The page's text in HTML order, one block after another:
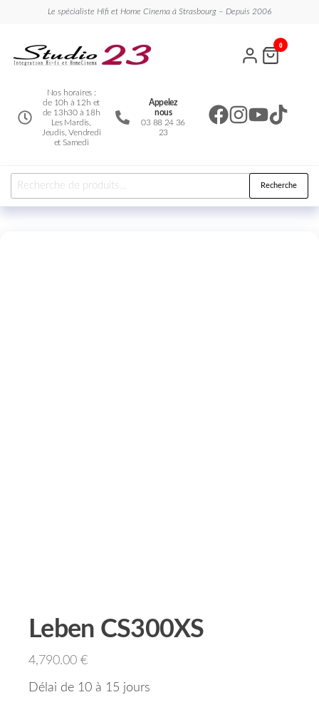
Le spécialiste Hifi et Home Cinema à Strasbourg – Depuis 2006
Nos horaires :
de 10h à 12h et
de 13h30 à 18h
Les Mardis,
Jeudis, Vendredi
et Samedi
Appelez
nous
03 88 24 36
23
0
Recherche
Leben CS300XS
4,790.00 €
Délai de 10 à 15 jours